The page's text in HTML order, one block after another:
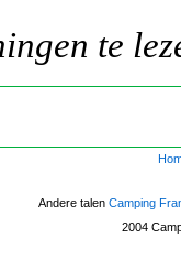
te
Andere talen Camping
2004